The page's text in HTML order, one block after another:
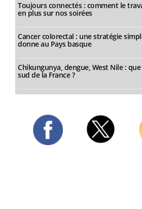
Toujours connectés : comment le
en plus sur nos soirées
Cancer colorectal : une stratégie
donne au Pays basque
Chikungunya, dengue, West Nile :
sud de la France ?